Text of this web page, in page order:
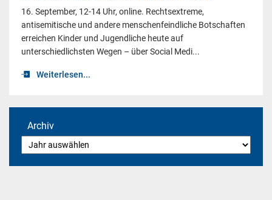
16. September, 12-14 Uhr, online. Rechtsextreme,
antisemitische und andere menschenfeindliche Botschaften
erreichen Kinder und Jugendliche heute auf
unterschiedlichsten Wegen – über Social Medi...
Weiterlesen...
Archiv